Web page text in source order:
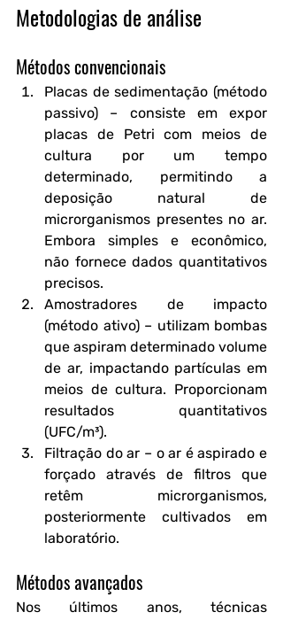
Metodologias de análise
Métodos convencionais
Placas de sedimentação (método
passivo) – consiste em expor
placas de Petri com meios de
cultura por um tempo
determinado, permitindo a
deposição natural de
microrganismos presentes no ar.
Embora simples e econômico,
não fornece dados quantitativos
precisos.
Amostradores de impacto
(método ativo) – utilizam bombas
que aspiram determinado volume
de ar, impactando partículas em
meios de cultura. Proporcionam
resultados quantitativos
(UFC/m³).
Filtração do ar – o ar é aspirado e
forçado através de filtros que
retêm microrganismos,
posteriormente cultivados em
laboratório.
Métodos avançados
Nos últimos anos, técnicas